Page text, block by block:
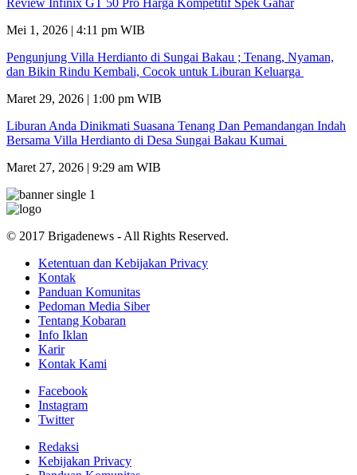
Mei 1, 2026 | 4:11 pm WIB
Pengunjung Villa Herdianto di Sungai Bakau ; Tenang, Nyaman,
dan Bikin Rindu Kembali, Cocok untuk Liburan Keluarga
Maret 29, 2026 | 1:00 pm WIB
Liburan Anda Dinikmati Suasana Tenang Dan Pemandangan Indah
Bersama Villa Herdianto di Desa Sungai Bakau Kumai
Maret 27, 2026 | 9:29 am WIB
© 2017 Brigadenews - All Rights Reserved.
Ketentuan dan Kebijakan Privacy
Kontak
Panduan Komunitas
Pedoman Media Siber
Tentang Kobaran
Info Iklan
Karir
Kontak Kami
Facebook
Instagram
Twitter
Redaksi
Kebijakan Privacy